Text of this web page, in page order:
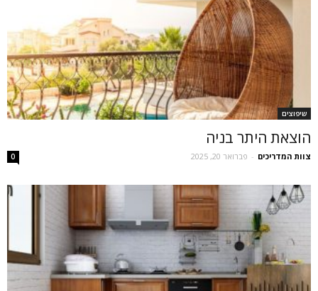
שיפוצים
הוצאת היתר בניה
צוות המדריכים - פברואר 20, 2025 0